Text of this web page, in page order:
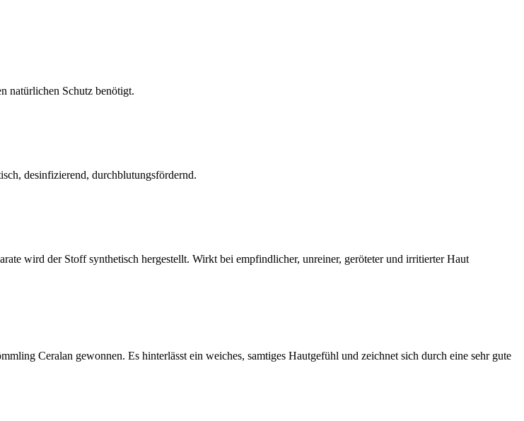
natürlichen Schutz benötigt.
desinfizierend, durchblutungsfördernd.
wird der Stoff synthetisch hergestellt. Wirkt bei empfindlicher, unreiner, geröteter und irritierter Haut
Ceralan gewonnen. Es hinterlässt ein weiches, samtiges Hautgefühl und zeichnet sich durch eine sehr gute